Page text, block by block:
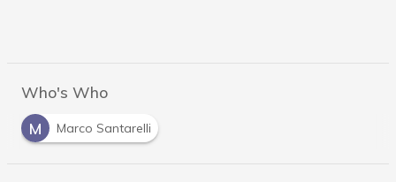
Who's Who
M
Marco Santarelli